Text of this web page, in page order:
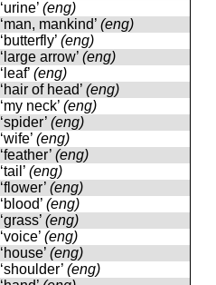
‘urine’ (eng)
‘man, mankind’ (eng)
‘butterfly’ (eng)
‘large arrow’ (eng)
‘leaf’ (eng)
‘hair of head’ (eng)
‘my neck’ (eng)
‘spider’ (eng)
‘wife’ (eng)
‘feather’ (eng)
‘tail’ (eng)
‘flower’ (eng)
‘blood’ (eng)
‘grass’ (eng)
‘voice’ (eng)
‘house’ (eng)
‘shoulder’ (eng)